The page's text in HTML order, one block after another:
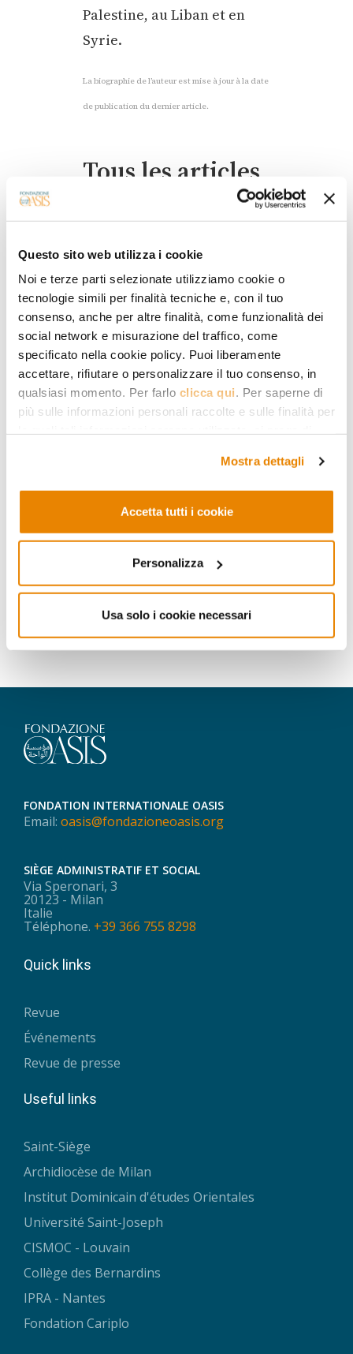
Questo sito web utilizza i cookie
Noi e terze parti selezionate utilizziamo cookie o
tecnologie simili per finalità tecniche e, con il tuo
consenso, anche per altre finalità, come funzionalità dei
social network e misurazione del traffico, come
specificato nella cookie policy. Puoi liberamente
accettare, rifiutare o personalizzare il tuo consenso, in
qualsiasi momento. Per farlo clicca qui. Per saperne di
più sulle informazioni personali raccolte e sulle finalità per
Mostra dettagli
Accetta tutti i cookie
Personalizza
Usa solo i cookie necessari
Palestine, au Liban et en
Syrie.
La biographie de l’auteur est mise à jour à la date
de publication du dernier article.
Tous les articles
MOYEN-ORIENT ET AFRIQUE
Voyage à Alep
Ouest de la ville syrienne,
durant la bataille entre les forces
gouvernementales et les rebelles
08.02.2017
Giacomo Gentile
En savoir plus
FONDATION INTERNATIONALE OASIS
Email: oasis@fondazioneoasis.org
SIÈGE ADMINISTRATIF ET SOCIAL
Via Speronari, 3
20123 - Milan
Italie
Téléphone. +39 366 755 8298
Quick links
Revue
Événements
Revue de presse
Useful links
Saint-Siège
Archidiocèse de Milan
Institut Dominicain d'études Orientales
Université Saint-Joseph
CISMOC - Louvain
Collège des Bernardins
IPRA - Nantes
Fondation Cariplo